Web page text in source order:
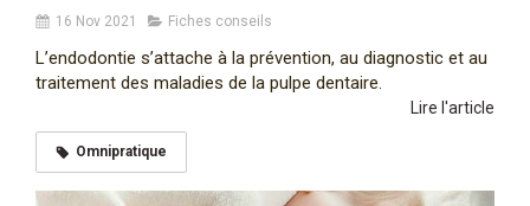
16 Nov 2021 Fiches conseils
L’endodontie s’attache à la prévention, au diagnostic et au
traitement des maladies de la pulpe dentaire.
Lire l'article
Omnipratique